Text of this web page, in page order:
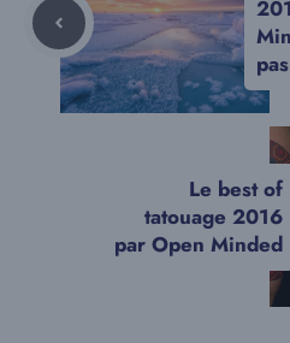
Le best of
tatouage 2016
par Open Minded